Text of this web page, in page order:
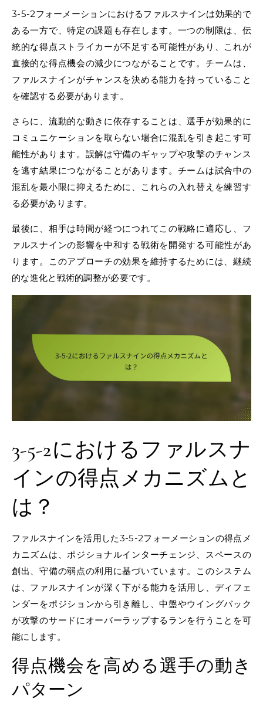
3-5-2フォーメーションにおけるファルスナインは効果的で
ある一方で、特定の課題も存在します。一つの制限は、伝
統的な得点ストライカーが不足する可能性があり、これが
直接的な得点機会の減少につながることです。チームは、
ファルスナインがチャンスを決める能力を持っていること
を確認する必要があります。
さらに、流動的な動きに依存することは、選手が効果的に
コミュニケーションを取らない場合に混乱を引き起こす可
能性があります。誤解は守備のギャップや攻撃のチャンス
を逃す結果につながることがあります。チームは試合中の
混乱を最小限に抑えるために、これらの入れ替えを練習す
る必要があります。
最後に、相手は時間が経つにつれてこの戦略に適応し、フ
ァルスナインの影響を中和する戦術を開発する可能性があ
ります。このアプローチの効果を維持するためには、継続
的な進化と戦術的調整が必要です。
3-5-2におけるファルスナ
インの得点メカニズムと
は？
ファルスナインを活用した3-5-2フォーメーションの得点メ
カニズムは、ポジショナルインターチェンジ、スペースの
創出、守備の弱点の利用に基づいています。このシステム
は、ファルスナインが深く下がる能力を活用し、ディフェ
ンダーをポジションから引き離し、中盤やウイングバック
が攻撃のサードにオーバーラップするランを行うことを可
能にします。
得点機会を高める選手の動き
パターン